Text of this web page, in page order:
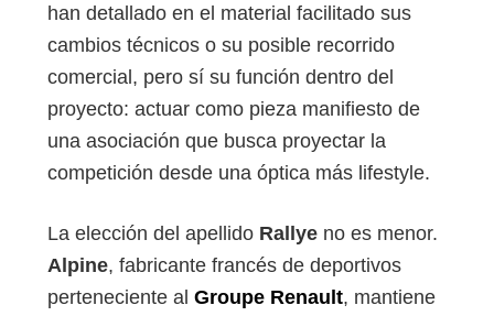
han detallado en el material facilitado sus
cambios técnicos o su posible recorrido
comercial, pero sí su función dentro del
proyecto: actuar como pieza manifiesto de
una asociación que busca proyectar la
competición desde una óptica más lifestyle.
La elección del apellido Rallye no es menor.
Alpine, fabricante francés de deportivos
perteneciente al Groupe Renault, mantiene